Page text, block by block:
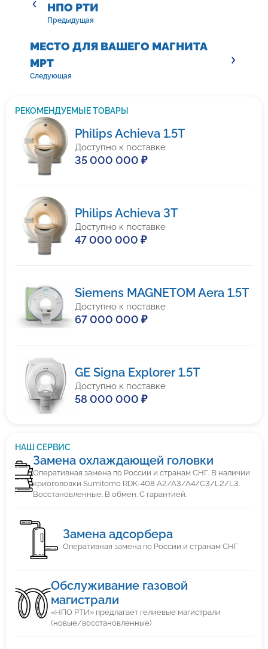
НПО РТИ
Предыдущая
МЕСТО ДЛЯ ВАШЕГО МАГНИТА
МРТ
Следующая
РЕКОМЕНДУЕМЫЕ ТОВАРЫ
Philips Achieva 1.5T
Доступно к поставке
35 000 000 ₽
Philips Achieva 3T
Доступно к поставке
47 000 000 ₽
Siemens MAGNETOM Aera 1.5T
Доступно к поставке
67 000 000 ₽
GE Signa Explorer 1.5T
Доступно к поставке
58 000 000 ₽
НАШ СЕРВИС
Замена охлаждающей головки
Оперативная замена по России и странам СНГ. В наличии
криоголовки Sumitomo RDK-408 A2/A3/A4/C3/L2/L3.
Восстановленные. В обмен. С гарантией.
Замена адсорбера
Оперативная замена по России и странам СНГ
Обслуживание газовой
магистрали
«НПО РТИ» предлагает гелиевые магистрали
(новые/восстановленные)